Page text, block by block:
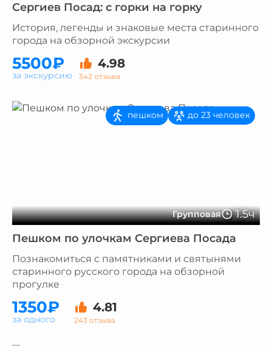
Сергиев Посад: с горки на горку
История, легенды и знаковые места старинного
города на обзорной экскурсии
5500₽ 4.98
342 отзыва
за экскурсию
Групповая 1.5ч
пешком до 23 человек
Пешком по улочкам Сергиева Посада
Познакомиться с памятниками и святынями
старинного русского города на обзорной
прогулке
1350₽ 4.81
243 отзыва
за одного